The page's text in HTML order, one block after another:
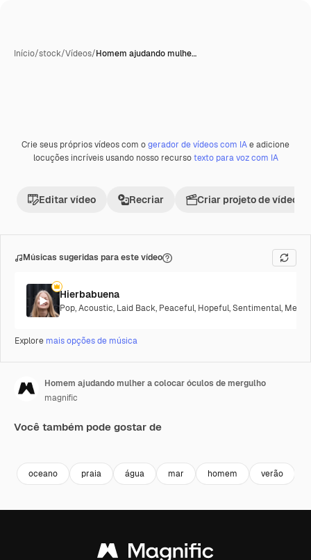
Início/stock/Vídeos/Homem ajudando mulhe…
Crie seus próprios vídeos com ogerador de vídeos com IAe adicione
locuções incríveis usando nosso recursotexto para voz com IA
Editar vídeo Recriar Criar projeto de vídeo
Músicas sugeridas para este vídeo
Hierbabuena
Pop,Acoustic, Laid Back, Peaceful, Hopeful,Sentimental,
Explore mais opções de música
Homem ajudando mulher a colocar óculos de mergulho
magnific
Você também pode gostar de
oceano praia água mar homem verão